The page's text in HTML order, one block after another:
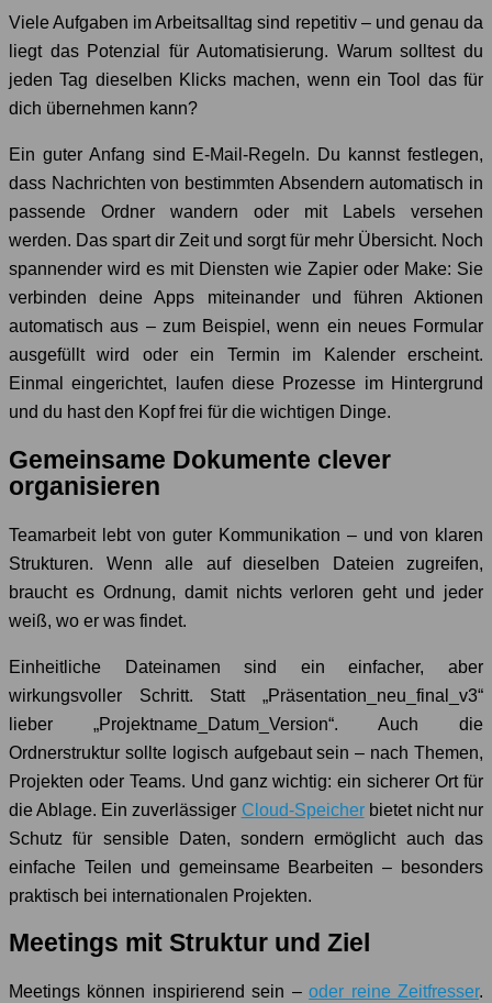
Viele Aufgaben im Arbeitsalltag sind repetitiv – und genau da
liegt das Potenzial für Automatisierung. Warum solltest du
jeden Tag dieselben Klicks machen, wenn ein Tool das für
dich übernehmen kann?
Ein guter Anfang sind E-Mail-Regeln. Du kannst festlegen,
dass Nachrichten von bestimmten Absendern automatisch in
passende Ordner wandern oder mit Labels versehen
werden. Das spart dir Zeit und sorgt für mehr Übersicht. Noch
spannender wird es mit Diensten wie Zapier oder Make: Sie
verbinden deine Apps miteinander und führen Aktionen
automatisch aus – zum Beispiel, wenn ein neues Formular
ausgefüllt wird oder ein Termin im Kalender erscheint.
Einmal eingerichtet, laufen diese Prozesse im Hintergrund
und du hast den Kopf frei für die wichtigen Dinge.
Gemeinsame Dokumente clever
organisieren
Teamarbeit lebt von guter Kommunikation – und von klaren
Strukturen. Wenn alle auf dieselben Dateien zugreifen,
braucht es Ordnung, damit nichts verloren geht und jeder
weiß, wo er was findet.
Einheitliche Dateinamen sind ein einfacher, aber
wirkungsvoller Schritt. Statt „Präsentation_neu_final_v3“
lieber „Projektname_Datum_Version“. Auch die
Ordnerstruktur sollte logisch aufgebaut sein – nach Themen,
Projekten oder Teams. Und ganz wichtig: ein sicherer Ort für
die Ablage. Ein zuverlässiger Cloud-Speicherbietet nicht nur
Schutz für sensible Daten, sondern ermöglicht auch das
einfache Teilen und gemeinsame Bearbeiten – besonders
praktisch bei internationalen Projekten.
Meetings mit Struktur und Ziel
Meetings können inspirierend sein –oder reine Zeitfresser.